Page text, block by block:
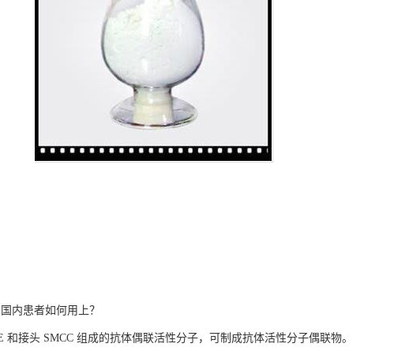
内患者如何用上？
接头 SMCC 组成的抗体偶联活性分子，可制成抗体活性分子偶联物。